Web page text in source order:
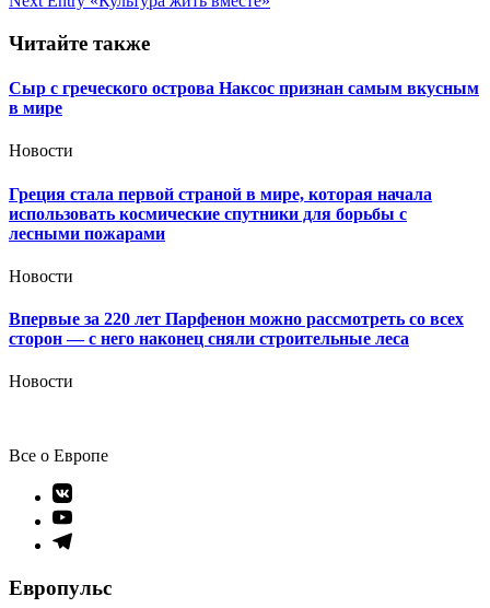
Читайте также
Сыр с греческого острова Наксос признан самым вкусным
в мире
Новости
Греция стала первой страной в мире, которая начала
использовать космические спутники для борьбы с
лесными пожарами
Новости
Впервые за 220 лет Парфенон можно рассмотреть со всех
сторон — с него наконец сняли строительные леса
Новости
Все о Европе
Элемент
меню
Элемент
меню
Элемент
Европульс